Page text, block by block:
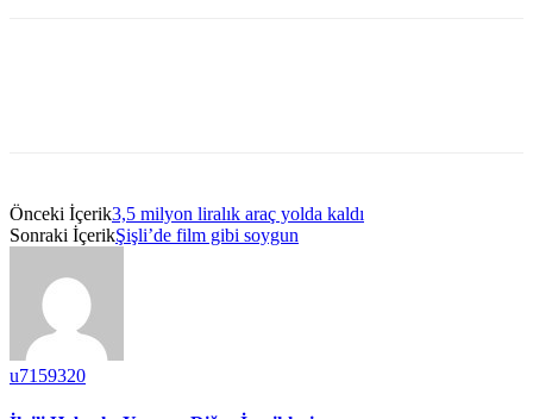
Önceki İçerik3,5 milyon liralık araç yolda kaldı
Sonraki İçerikŞişli’de film gibi soygun
u7159320